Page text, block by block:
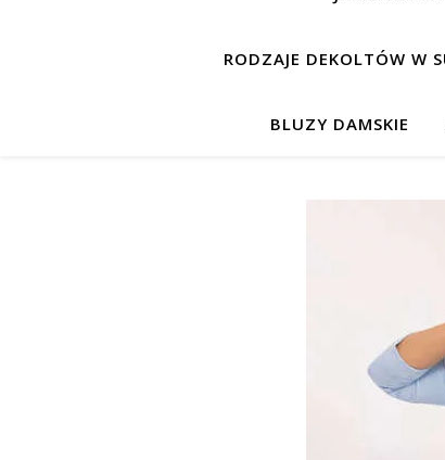
RODZAJE DEKOLTÓW W
BLUZY DAMSKIE